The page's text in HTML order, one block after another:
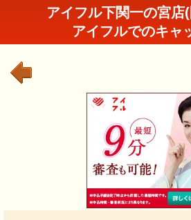
アイフル下関一の宮店
アイフルでのキャ